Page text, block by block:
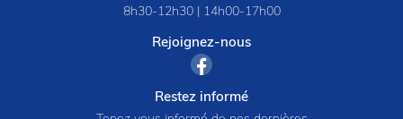
8h30-12h30 | 14h00-17h00
Rejoignez-nous
Restez informé